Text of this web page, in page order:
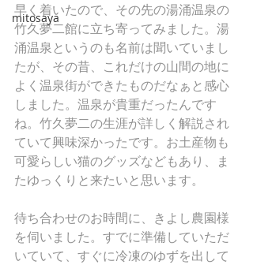
mitosaya
早く着いたので、その先の湯涌温泉の
竹久夢二館に立ち寄ってみました。湯
涌温泉というのも名前は聞いていまし
たが、その昔、これだけの山間の地に
よく温泉街ができたものだなぁと感心
しました。温泉が貴重だったんです
ね。竹久夢二の生涯が詳しく解説され
ていて興味深かったです。お土産物も
可愛らしい猫のグッズなどもあり、ま
たゆっくりと来たいと思います。
待ち合わせのお時間に、きよし農園様
を伺いました。すでに準備していただ
いていて、すぐに冷凍のゆずを出して